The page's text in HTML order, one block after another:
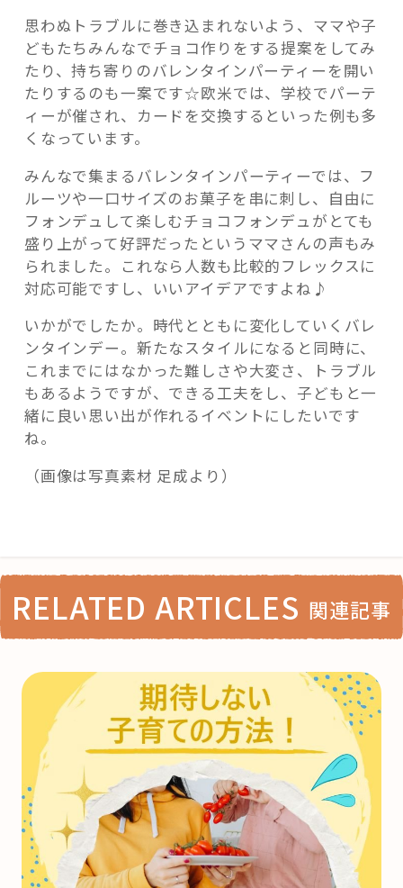
思わぬトラブルに巻き込まれないよう、ママや子
どもたちみんなでチョコ作りをする提案をしてみ
たり、持ち寄りのバレンタインパーティーを開い
たりするのも一案です☆欧米では、学校でパーテ
ィーが催され、カードを交換するといった例も多
くなっています。
みんなで集まるバレンタインパーティーでは、フ
ルーツや一口サイズのお菓子を串に刺し、自由に
フォンデュして楽しむチョコフォンデュがとても
盛り上がって好評だったというママさんの声もみ
られました。これなら人数も比較的フレックスに
対応可能ですし、いいアイデアですよね♪
いかがでしたか。時代とともに変化していくバレ
ンタインデー。新たなスタイルになると同時に、
これまでにはなかった難しさや大変さ、トラブル
もあるようですが、できる工夫をし、子どもと一
緒に良い思い出が作れるイベントにしたいです
ね。
（画像は写真素材 足成より）
RELATED ARTICLES 関連記事